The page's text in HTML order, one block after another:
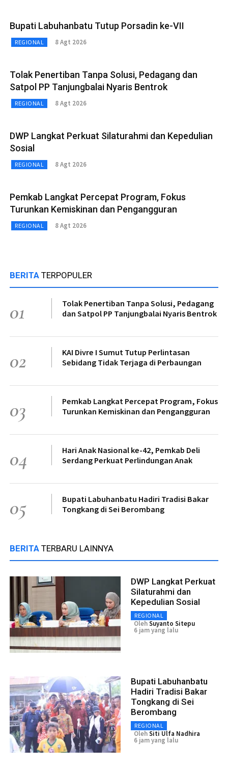
Bupati Labuhanbatu Tutup Porsadin ke-VII
REGIONAL 8 Agt 2026
Tolak Penertiban Tanpa Solusi, Pedagang dan
Satpol PP Tanjungbalai Nyaris Bentrok
REGIONAL 8 Agt 2026
DWP Langkat Perkuat Silaturahmi dan Kepedulian
Sosial
REGIONAL 8 Agt 2026
Pemkab Langkat Percepat Program, Fokus
Turunkan Kemiskinan dan Pengangguran
REGIONAL 8 Agt 2026
BERITA TERPOPULER
01
Tolak Penertiban Tanpa Solusi, Pedagang
dan Satpol PP Tanjungbalai Nyaris Bentrok
02
KAI Divre I Sumut Tutup Perlintasan
Sebidang Tidak Terjaga di Perbaungan
03
Pemkab Langkat Percepat Program, Fokus
Turunkan Kemiskinan dan Pengangguran
04
Hari Anak Nasional ke-42, Pemkab Deli
Serdang Perkuat Perlindungan Anak
05
Bupati Labuhanbatu Hadiri Tradisi Bakar
Tongkang di Sei Berombang
BERITA TERBARU LAINNYA
DWP Langkat Perkuat
Silaturahmi dan
Kepedulian Sosial
REGIONAL
OlehSuyanto Sitepu
6 jam yang lalu
Bupati Labuhanbatu
Hadiri Tradisi Bakar
Tongkang di Sei
Berombang
REGIONAL
OlehSiti Ulfa Nadhira
6 jam yang lalu